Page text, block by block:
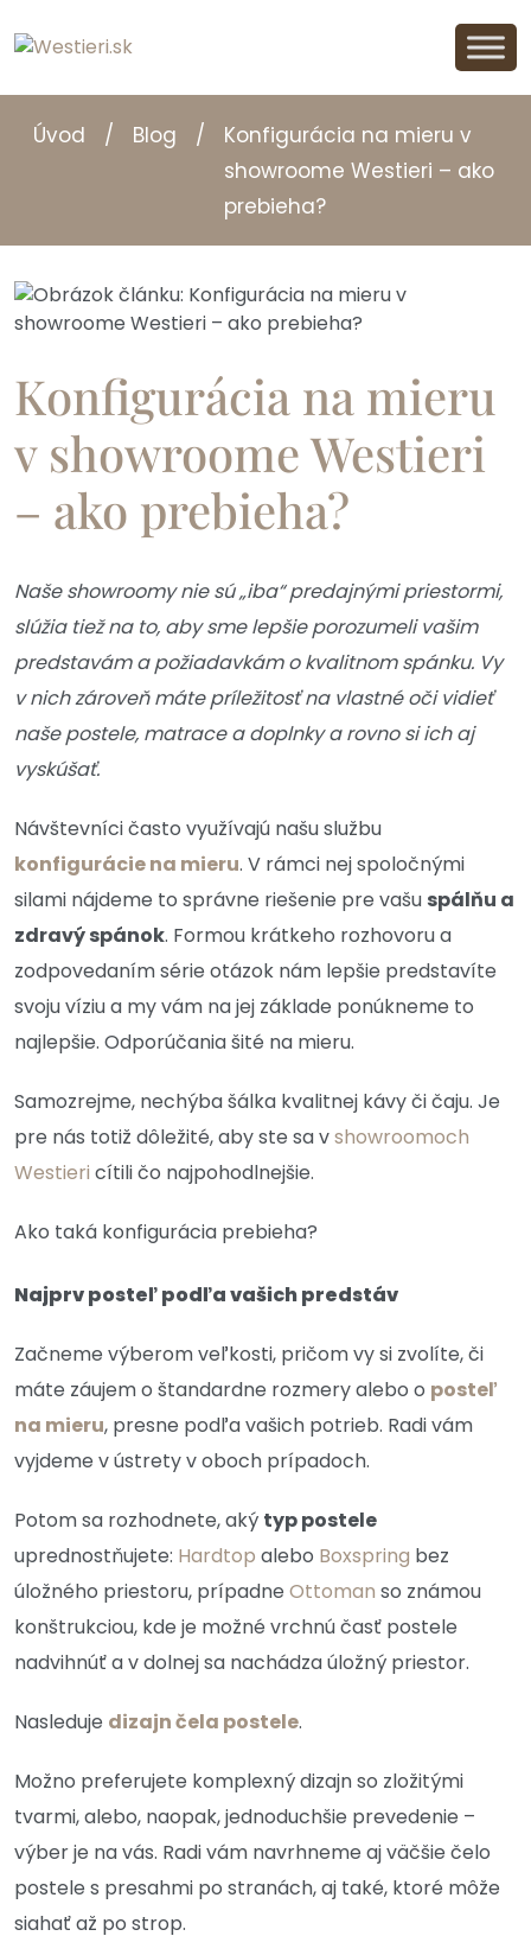
Úvod / Blog /
Konfigurácia na mieru v
showroome Westieri – ako
prebieha?
Konfigurácia na mieru
v showroome Westieri
– ako prebieha?
Naše showroomy nie sú „iba“ predajnými priestormi,
slúžia tiež na to, aby sme lepšie porozumeli vašim
predstavám a požiadavkám o kvalitnom spánku. Vy
v nich zároveň máte príležitosť na vlastné oči vidieť
naše postele, matrace a doplnky a rovno si ich aj
vyskúšať.
Návštevníci často využívajú našu službu
konfigurácie na mieru. V rámci nej spoločnými
silami nájdeme to správne riešenie pre vašu spálňu a
zdravý spánok. Formou krátkeho rozhovoru a
zodpovedaním série otázok nám lepšie predstavíte
svoju víziu a my vám na jej základe ponúkneme to
najlepšie. Odporúčania šité na mieru.
Samozrejme, nechýba šálka kvalitnej kávy či čaju. Je
pre nás totiž dôležité, aby ste sa vshowroomoch
Westieri cítili čo najpohodlnejšie.
Ako taká konfigurácia prebieha?
Najprv posteľ podľa vašich predstáv
Začneme výberom veľkosti, pričom vy si zvolíte, či
máte záujem o štandardne rozmery alebo o posteľ
na mieru, presne podľa vašich potrieb. Radi vám
vyjdeme v ústrety v oboch prípadoch.
Potom sa rozhodnete, aký typ postele
uprednostňujete: Hardtop alebo Boxspring bez
úložného priestoru, prípadne Ottoman so známou
konštrukciou, kde je možné vrchnú časť postele
nadvihnúť a v dolnej sa nachádza úložný priestor.
Nasleduje dizajn čela postele.
Možno preferujete komplexný dizajn so zložitými
tvarmi, alebo, naopak, jednoduchšie prevedenie –
výber je na vás. Radi vám navrhneme aj väčšie čelo
postele s presahmi po stranách, aj také, ktoré môže
siahať až po strop.